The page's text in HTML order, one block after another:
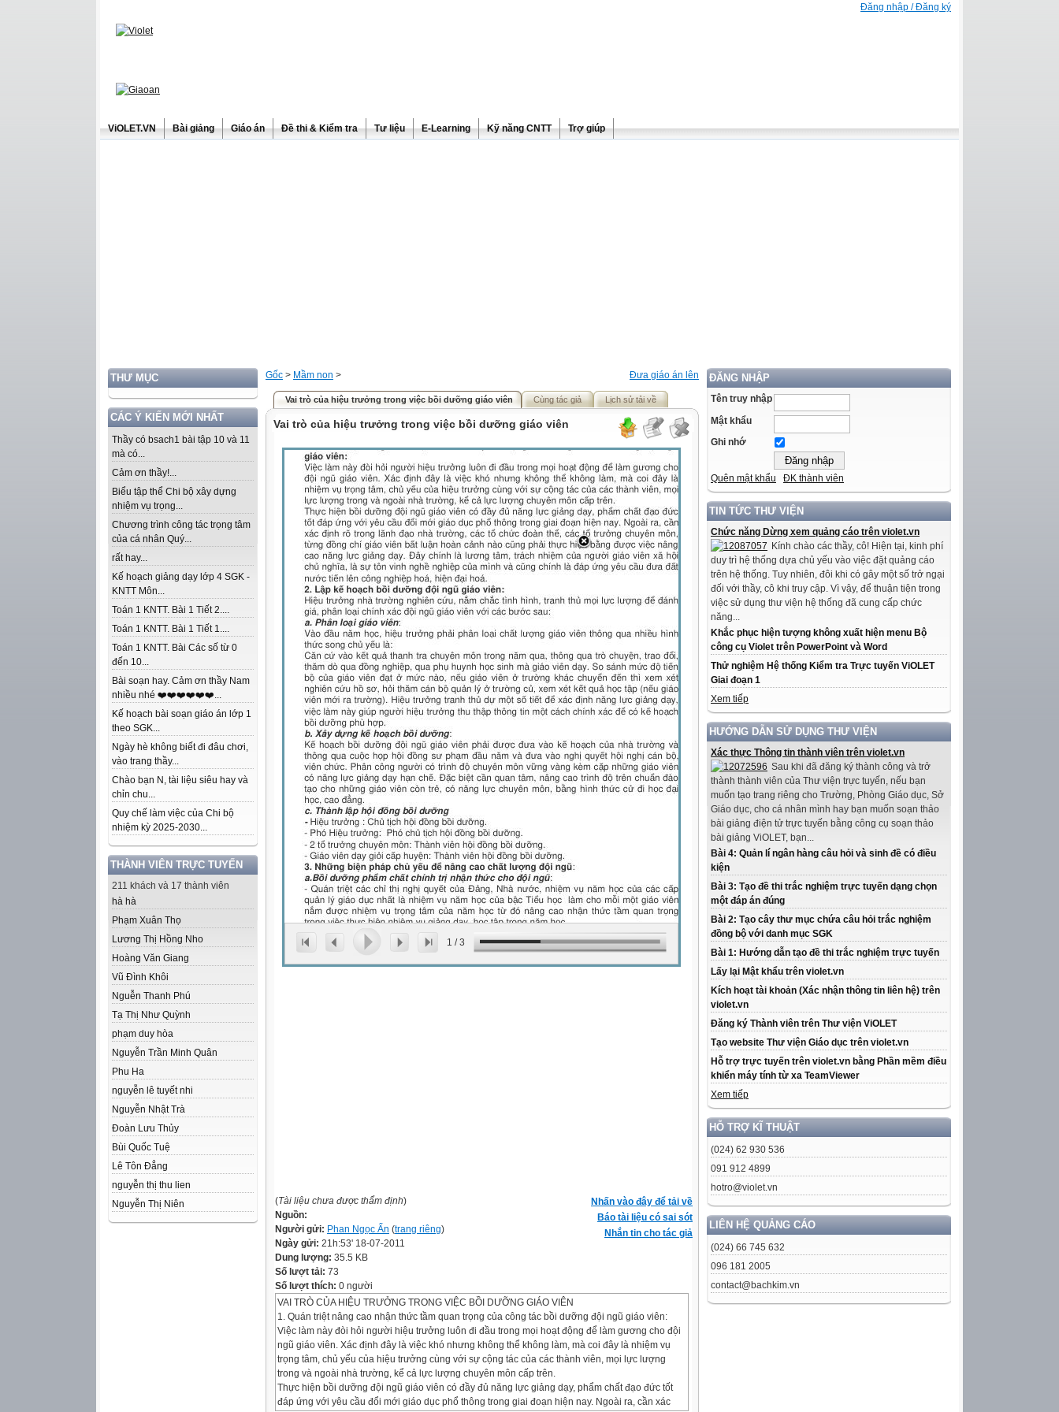
Đăng nhập / Đăng ký
ViOLET.VN Bài giảng Giáo án Đề thi & Kiểm tra Tư liệu E-Learning Kỹ năng CNTT Trợ giúp
THƯ MỤC
CÁC Ý KIẾN MỚI NHẤT
Thầy có bsach1 bài tập 10 và 11
mà có...
Cảm ơn thầy!...
Biểu tập thể Chi bộ xây dựng
nhiệm vụ trọng...
Chương trình công tác trọng tâm
của cá nhân Quý...
rất hay...
Kế hoạch giảng dạy lớp 4 SGK -
KNTT Môn...
Toán 1 KNTT. Bài 1 Tiết 2....
Toán 1 KNTT. Bài 1 Tiết 1....
Toán 1 KNTT. Bài Các số từ 0
đến 10...
Bài soạn hay. Cảm ơn thầy Nam
nhiều nhé ❤️❤️❤️❤️❤️❤️...
Kế hoạch bài soạn giáo án lớp 1
theo SGK...
Ngày hè không biết đi đâu chơi,
vào trang thầy...
Chào bạn N, tài liệu siêu hay và
chỉn chu...
Quy chế làm việc của Chi bộ
nhiệm kỳ 2025-2030...
THÀNH VIÊN TRỰC TUYẾN
211 khách và 17 thành viên
hà hà
Phạm Xuân Thọ
Lương Thị Hồng Nho
Hoàng Văn Giang
Vũ Đình Khôi
Nguễn Thanh Phú
Tạ Thị Như Quỳnh
phạm duy hòa
Nguyễn Trần Minh Quân
Phu Ha
nguyễn lê tuyết nhi
Nguyễn Nhật Trà
Đoàn Lưu Thủy
Bùi Quốc Tuệ
Lê Tôn Đẳng
nguyễn thị thu lien
Nguyễn Thị Niên
ĐĂNG NHẬP
Tên truy nhập
Mật khẩu
Ghi nhớ
Quên mật khẩu ĐK thành viên
TIN TỨC THƯ VIỆN
Chức năng Dừng xem quảng cáo trên violet.vn
Kính chào các thầy, cô! Hiện tại, kinh phí
duy trì hệ thống dựa chủ yếu vào việc đặt quảng cáo
trên hệ thống. Tuy nhiên, đôi khi có gây một số trở ngại
đối với thầy, cô khi truy cập. Vì vậy, để thuận tiện trong
việc sử dụng thư viện hệ thống đã cung cấp chức
năng...
Khắc phục hiện tượng không xuất hiện menu Bộ
công cụ Violet trên PowerPoint và Word
Thử nghiệm Hệ thống Kiểm tra Trực tuyến ViOLET
Giai đoạn 1
Xem tiếp
HƯỚNG DẪN SỬ DỤNG THƯ VIỆN
Xác thực Thông tin thành viên trên violet.vn
Sau khi đã đăng ký thành công và trở
thành thành viên của Thư viện trực tuyến, nếu bạn
muốn tạo trang riêng cho Trường, Phòng Giáo dục, Sở
Giáo dục, cho cá nhân mình hay bạn muốn soạn thảo
bài giảng điện tử trực tuyến bằng công cụ soạn thảo
bài giảng ViOLET, bạn...
Bài 4: Quản lí ngân hàng câu hỏi và sinh đề có điều
kiện
Bài 3: Tạo đề thi trắc nghiệm trực tuyến dạng chọn
một đáp án đúng
Bài 2: Tạo cây thư mục chứa câu hỏi trắc nghiệm
đồng bộ với danh mục SGK
Bài 1: Hướng dẫn tạo đề thi trắc nghiệm trực tuyến
Lấy lại Mật khẩu trên violet.vn
Kích hoạt tài khoản (Xác nhận thông tin liên hệ) trên
violet.vn
Đăng ký Thành viên trên Thư viện ViOLET
Tạo website Thư viện Giáo dục trên violet.vn
Hỗ trợ trực tuyến trên violet.vn bằng Phần mềm điều
khiển máy tính từ xa TeamViewer
Xem tiếp
HỖ TRỢ KĨ THUẬT
(024) 62 930 536
091 912 4899
hotro@violet.vn
LIÊN HỆ QUẢNG CÁO
(024) 66 745 632
096 181 2005
contact@bachkim.vn
Đưa giáo án lên
Gốc > Mầm non >
Vai trò của hiệu trưởng trong việc bồi dưỡng giáo viên Cùng tác giả Lịch sử tải về
Vai trò của hiệu trưởng trong việc bồi dưỡng giáo viên
1 /3
Nhấn vào đây để tải về
Báo tài liệu có sai sót
Nhắn tin cho tác giả
(Tài liệu chưa được thẩm định)
Nguồn:
Người gửi: Phan Ngọc Ẩn (trang riêng)
Ngày gửi: 21h:53' 18-07-2011
Dung lượng: 35.5 KB
Số lượt tải: 73
Số lượt thích: 0 người
VAI TRÒ CỦA HIỆU TRƯỞNG TRONG VIỆC BỒI DƯỠNG GIÁO VIÊN
1. Quán triệt nâng cao nhận thức tầm quan trọng của công tác bồi dưỡng đội ngũ giáo viên:
Việc làm này đòi hỏi người hiệu trưởng luôn đi đầu trong mọi hoạt động để làm gương cho đội
ngũ giáo viên. Xác định đây là việc khó nhưng không thể không làm, mà coi đây là nhiệm vụ
trọng tâm, chủ yếu của hiệu trưởng cùng với sự cộng tác của các thành viên, mọi lực lượng
trong và ngoài nhà trường, kể cả lực lượng chuyên môn cấp trên.
Thực hiện bồi dưỡng đội ngũ giáo viên có đầy đủ năng lực giảng dạy, phẩm chất đạo đức tốt
đáp ứng với yêu cầu đổi mới giáo dục phổ thông trong giai đoạn hiện nay. Ngoài ra, cần xác